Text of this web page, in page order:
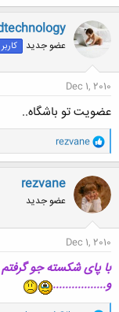
عضو جدید
Dec 1, 2010
عضویت تو باشگاه..
و
ا
ک
ن
ش
ه
ا
rezvane
rezvane
عضو جدید
Dec 1, 2010
با پای شکسته جو گرفتم
و.................